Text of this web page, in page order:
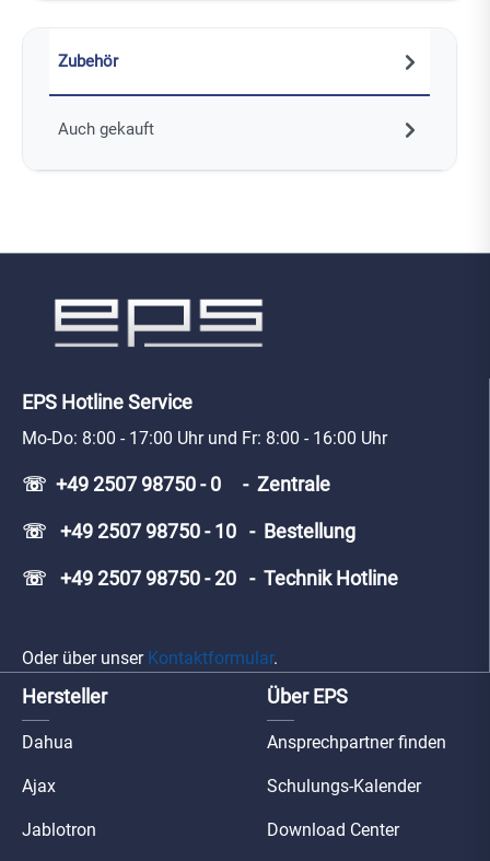
Zubehör
Auch gekauft
EPS Hotline Service
Mo-Do: 8:00 - 17:00 Uhr und Fr: 8:00 - 16:00 Uhr
☏ +49 2507 98750 - 0 - Zentrale
☏ +49 2507 98750 - 10 - Bestellung
☏ +49 2507 98750 - 20 - Technik Hotline
Oder über unser Kontaktformular.
Hersteller
Dahua
Ajax
Jablotron
Über EPS
Ansprechpartner finden
Schulungs-Kalender
Download Center